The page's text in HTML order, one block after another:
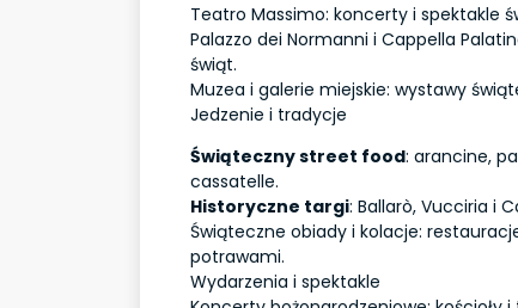
Teatro Massimo: koncerty i spektakle
Palazzo dei Normanni i Cappella
świąt.
Muzea i galerie miejskie: wystawy
Jedzenie i tradycje
Świąteczny street food: arancine,
cassatelle.
Historyczne targi: Ballarò, Vucciria i
Świąteczne obiady i kolacje:
potrawami.
Wydarzenia i spektakle